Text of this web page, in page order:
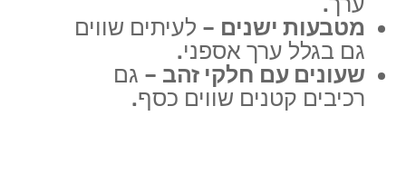
מטבעות ישנים – לעיתים שווים
גם בגלל ערך אספני.
שעונים עם חלקי זהב – גם
רכיבים קטנים שווים כסף.